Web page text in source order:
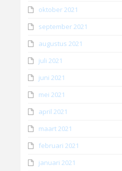
oktober 2021
september 2021
augustus 2021
juli 2021
juni 2021
mei 2021
april 2021
maart 2021
februari 2021
januari 2021